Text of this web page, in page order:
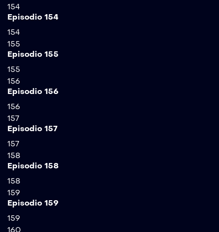
154
Episodio 154
154
155
Episodio 155
155
156
Episodio 156
156
157
Episodio 157
157
158
Episodio 158
158
159
Episodio 159
159
160